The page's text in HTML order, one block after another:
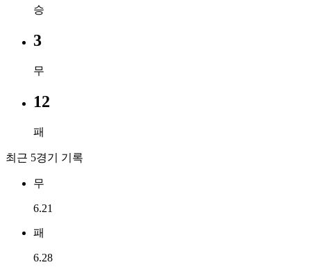
승
3
무
12
패
최근 5경기 기록
무
6.21
패
6.28